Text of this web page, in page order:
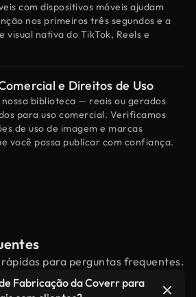
com dispositivos móveis ajudam
nos primeiros três segundos e a
visual nativa do TikTok, Reels e
e Direitos de Uso
nossa biblioteca — reais ou gerados
para uso comercial. Verificamos
de uso de imagem e marcas
você possa publicar com confiança.
para perguntas frequentes.
Fabricação da Coverr para